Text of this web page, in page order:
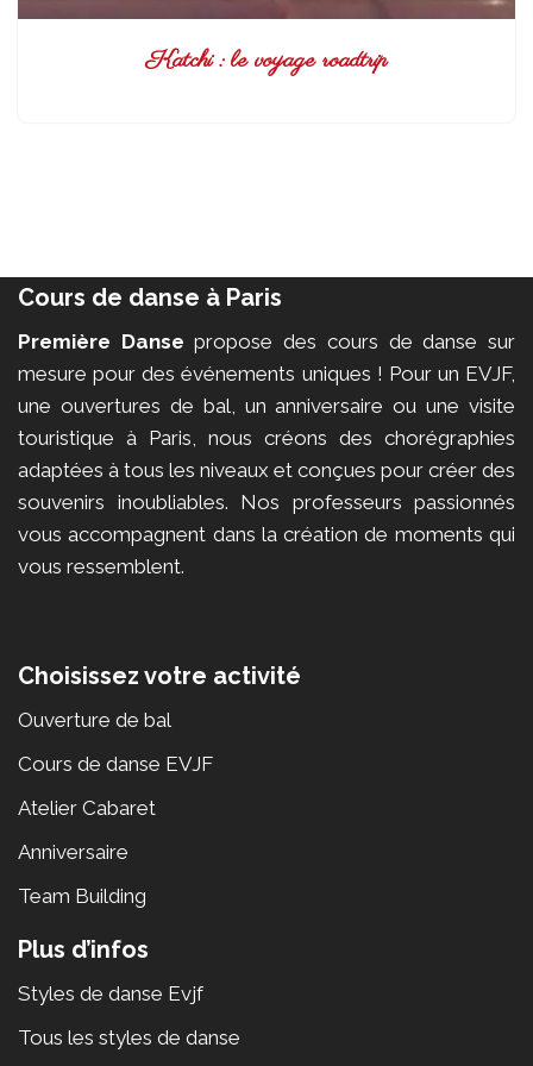
Katchi : le voyage roadtrip
Cours de danse à Paris
Première Danse propose des cours de danse sur
mesure pour des événements uniques ! Pour un EVJF,
une ouvertures de bal, un anniversaire ou une visite
touristique à Paris, nous créons des chorégraphies
adaptées à tous les niveaux et conçues pour créer des
souvenirs inoubliables. Nos professeurs passionnés
vous accompagnent dans la création de moments qui
vous ressemblent.
Choisissez votre activité
Ouverture de bal
Cours de danse EVJF
Atelier Cabaret
Anniversaire
Team Building
Plus d’infos
Styles de danse Evjf
Tous les styles de danse